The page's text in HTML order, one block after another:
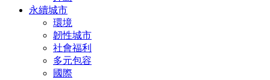
永續城市
環境
韌性城市
社會福利
多元包容
國際